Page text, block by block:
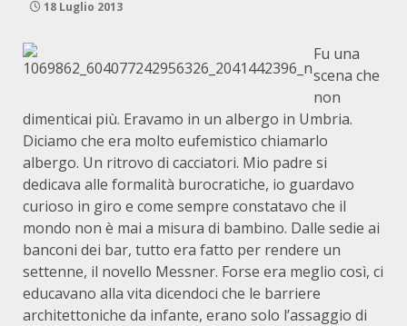
18 Luglio 2013
Fu una
scena che
non
dimenticai più. Eravamo in un albergo in Umbria.
Diciamo che era molto eufemistico chiamarlo
albergo. Un ritrovo di cacciatori. Mio padre si
dedicava alle formalità burocratiche, io guardavo
curioso in giro e come sempre constatavo che il
mondo non è mai a misura di bambino. Dalle sedie ai
banconi dei bar, tutto era fatto per rendere un
settenne, il novello Messner. Forse era meglio così, ci
educavano alla vita dicendoci che le barriere
architettoniche da infante, erano solo l’assaggio di